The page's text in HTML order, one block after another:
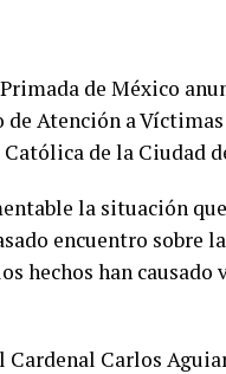
de México
Atención a
de la Ciudad
la situación
encuentro sobre
hechos han
Carlos